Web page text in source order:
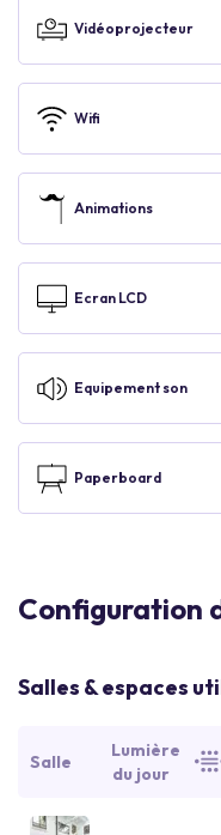
Vidéoprojecteur
Wifi
Animations
Ecran LCD
Equipement son
Paperboard
Configuration
Salles & espaces
Salle
Lumière
du jour